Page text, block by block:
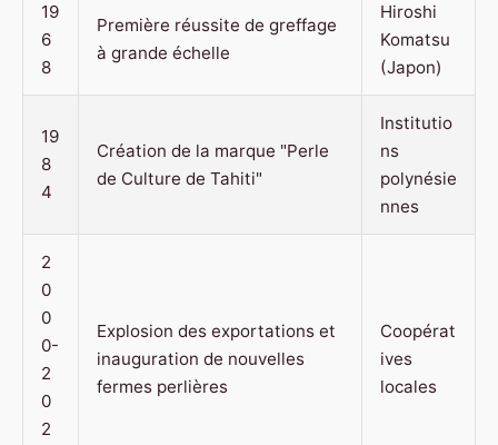
19
6
8
Première réussite de greffage
à grande échelle
Hiroshi
Komatsu
(Japon)
19
8
4
Création de la marque "Perle
de Culture de Tahiti"
Institutio
ns
polynésie
nnes
2
0
0
0-
2
0
2
Explosion des exportations et
inauguration de nouvelles
fermes perlières
Coopérat
ives
locales